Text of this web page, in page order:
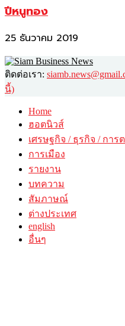
ปีหนูทอง
25 ธันวาคม 2019
ติดต่อเรา:
นี้)
Home
ฮอตนิวส์
เศรษฐกิจ / ธุรกิจ / การ
การเมือง
รายงาน
บทความ
สัมภาษณ์
ต่างประเทศ
english
อื่นๆ